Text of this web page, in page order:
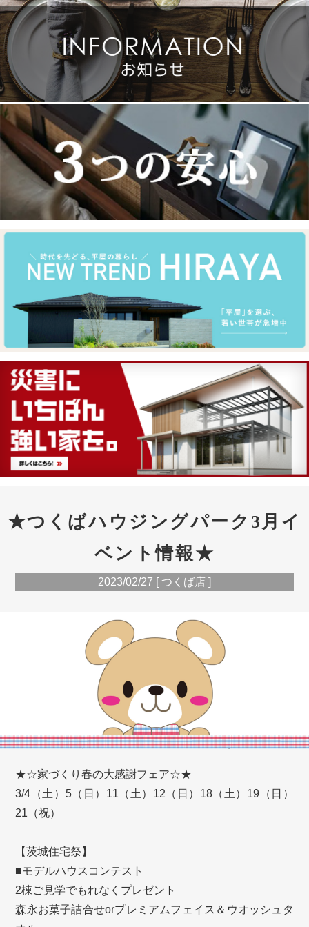
★つくばハウジングパーク3月イ
ベント情報★
2023/02/27 [ つくば店 ]
★☆家づくり春の大感謝フェア☆★
3/4（土）5（日）11（土）12（日）18（土）19（日）
21（祝）
【茨城住宅祭】
■モデルハウスコンテスト
2棟ご見学でもれなくプレゼント
森永お菓子詰合せorプレミアムフェイス＆ウオッシュタ